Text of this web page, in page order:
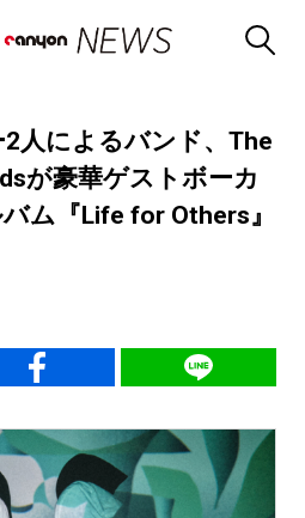
2人によるバンド、The
が豪華ゲストボーカ
ム『Life for Others』